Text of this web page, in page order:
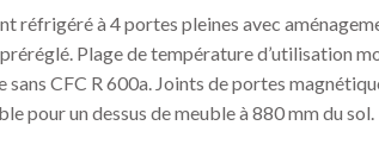
réfrigéré à 4 portes pleines avec
Plage de température d’utilisation
CFC R 600a. Joints de portes
pour un dessus de meuble à 880 mm du sol.